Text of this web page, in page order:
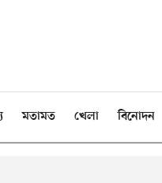
মতামত খেলা বিনোদন